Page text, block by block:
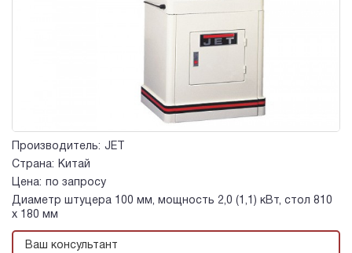
Производитель: JET
Страна:
Китай
Цена:
по запросу
Диаметр штуцера 100 мм, мощность 2,0 (1,1) кВт, стол 810
х 180 мм
Ваш консультант